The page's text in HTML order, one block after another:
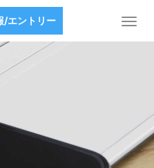
T
o
a
v
i
/エントリー